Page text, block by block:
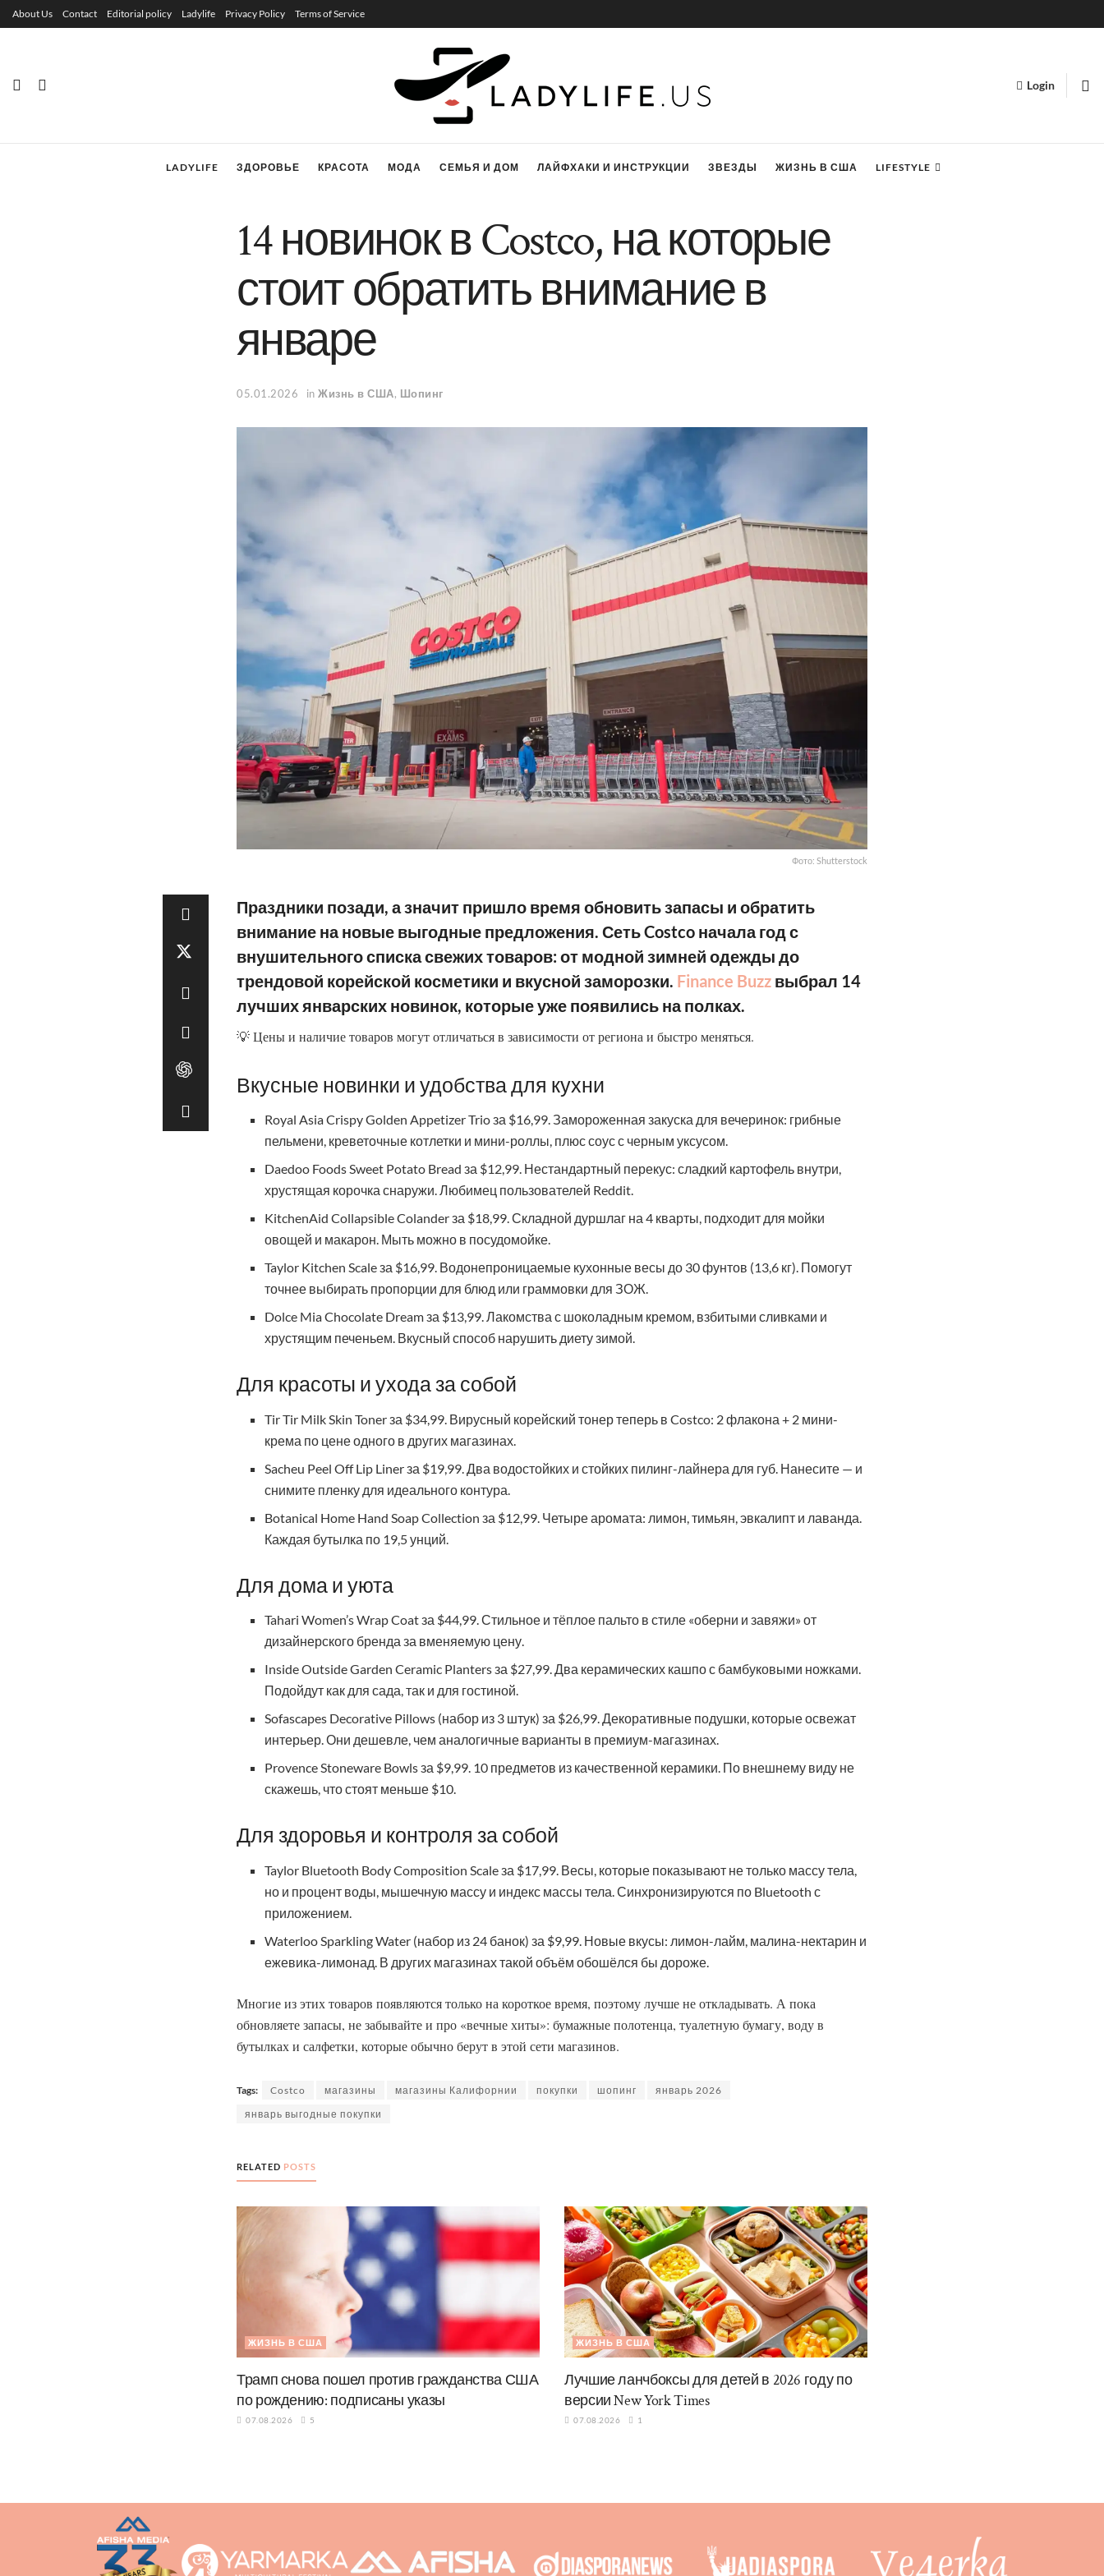
About Us Contact Editorial policy Ladylife Privacy Policy Terms of Service
Login
LADYLIFE ЗДОРОВЬЕ КРАСОТА МОДА СЕМЬЯ И ДОМ ЛАЙФХАКИ И ИНСТРУКЦИИ ЗВЕЗДЫ ЖИЗНЬ В США LIFESTYLE
14 новинок в Costco, на которые
стоит обратить внимание в
январе
05.01.2026 in Жизнь в США, Шопинг
Фото: Shutterstock
Праздники позади, а значит пришло время обновить запасы и обратить
внимание на новые выгодные предложения. Сеть Costco начала год с
внушительного списка свежих товаров: от модной зимней одежды до
трендовой корейской косметики и вкусной заморозки. Finance Buzz выбрал 14
лучших январских новинок, которые уже появились на полках.
💡 Цены и наличие товаров могут отличаться в зависимости от региона и быстро меняться.
Вкусные новинки и удобства для кухни
Royal Asia Crispy Golden Appetizer Trio за $16,99. Замороженная закуска для вечеринок: грибные
пельмени, креветочные котлетки и мини-роллы, плюс соус с черным уксусом.
Daedoo Foods Sweet Potato Bread за $12,99. Нестандартный перекус: сладкий картофель внутри,
хрустящая корочка снаружи. Любимец пользователей Reddit.
KitchenAid Collapsible Colander за $18,99. Складной дуршлаг на 4 кварты, подходит для мойки
овощей и макарон. Мыть можно в посудомойке.
Taylor Kitchen Scale за $16,99. Водонепроницаемые кухонные весы до 30 фунтов (13,6 кг). Помогут
точнее выбирать пропорции для блюд или граммовки для ЗОЖ.
Dolce Mia Chocolate Dream за $13,99. Лакомства с шоколадным кремом, взбитыми сливками и
хрустящим печеньем. Вкусный способ нарушить диету зимой.
Для красоты и ухода за собой
Tir Tir Milk Skin Toner за $34,99. Вирусный корейский тонер теперь в Costco: 2 флакона + 2 мини-
крема по цене одного в других магазинах.
Sacheu Peel Off Lip Liner за $19,99. Два водостойких и стойких пилинг-лайнера для губ. Нанесите — и
снимите пленку для идеального контура.
Botanical Home Hand Soap Collection за $12,99. Четыре аромата: лимон, тимьян, эвкалипт и лаванда.
Каждая бутылка по 19,5 унций.
Для дома и уюта
Tahari Women’s Wrap Coat за $44,99. Стильное и тёплое пальто в стиле «оберни и завяжи» от
дизайнерского бренда за вменяемую цену.
Inside Outside Garden Ceramic Planters за $27,99. Два керамических кашпо с бамбуковыми ножками.
Подойдут как для сада, так и для гостиной.
Sofascapes Decorative Pillows (набор из 3 штук) за $26,99. Декоративные подушки, которые освежат
интерьер. Они дешевле, чем аналогичные варианты в премиум-магазинах.
Provence Stoneware Bowls за $9,99. 10 предметов из качественной керамики. По внешнему виду не
скажешь, что стоят меньше $10.
Для здоровья и контроля за собой
Taylor Bluetooth Body Composition Scale за $17,99. Весы, которые показывают не только массу тела,
но и процент воды, мышечную массу и индекс массы тела. Синхронизируются по Bluetooth с
приложением.
Waterloo Sparkling Water (набор из 24 банок) за $9,99. Новые вкусы: лимон-лайм, малина-нектарин и
ежевика-лимонад. В других магазинах такой объём обошёлся бы дороже.
Многие из этих товаров появляются только на короткое время, поэтому лучше не откладывать. А пока
обновляете запасы, не забывайте и про «вечные хиты»: бумажные полотенца, туалетную бумагу, воду в
бутылках и салфетки, которые обычно берут в этой сети магазинов.
Tags: Costco магазины магазины Калифорнии покупки шопинг
январь 2026
январь выгодные покупки
RELATED POSTS
ЖИЗНЬ В США
Трамп снова пошел против гражданства США
по рождению: подписаны указы
07.08.2026 5
ЖИЗНЬ В США
Лучшие ланчбоксы для детей в 2026 году по
версии New York Times
07.08.2026 1